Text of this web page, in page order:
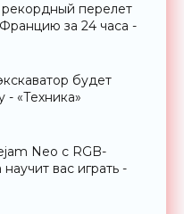
перелет
за 24 часа -
будет
- «Техника»
Neo с RGB-
вас играть -